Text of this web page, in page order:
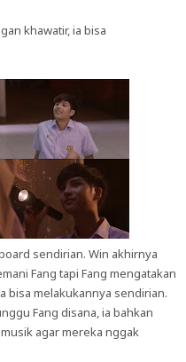
khawatir, ia bisa
sendirian. Win akhirnya
Fang tapi Fang mengatakan
bisa melakukannya sendirian.
Fang disana, ia bahkan
agar mereka nggak